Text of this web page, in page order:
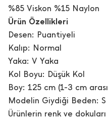
%85 Viskon %15 Naylon
Ürün Özellikleri
Desen: Puantiyeli
Kalıp: Normal
Yaka: V Yaka
Kol Boyu: Düşük Kol
Boy: 125 cm (1-3 cm
Modelin Giydiği Beden: S
Ürünlerin renk ve dokuları